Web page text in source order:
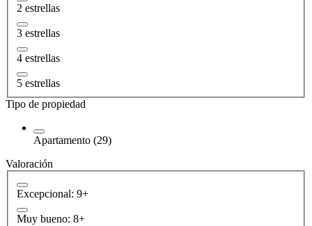
2 estrellas
3 estrellas
4 estrellas
5 estrellas
Tipo de propiedad
Apartamento (29)
Valoración
Excepcional: 9+
Muy bueno: 8+